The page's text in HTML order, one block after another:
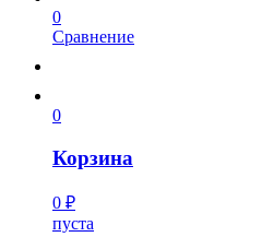
0
Сравнение
0
Корзина
0 ₽
пуста